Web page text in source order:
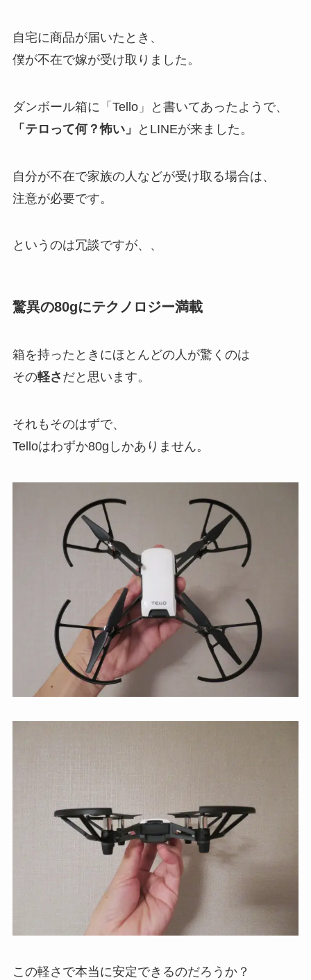
自宅に商品が届いたとき、
僕が不在で嫁が受け取りました。
ダンボール箱に「Tello」と書いてあったようで、
「テロって何？怖い」
とLINEが来ました。
自分が不在で家族の人などが受け取る場合は、
注意が必要です。
というのは冗談ですが、、
驚異の80gにテクノロジー満載
箱を持ったときにほとんどの人が驚くのは
その軽さ だと思います。
それもそのはずで、
Telloはわずか80gしかありません。
この軽さで本当に安定できるのだろうか？